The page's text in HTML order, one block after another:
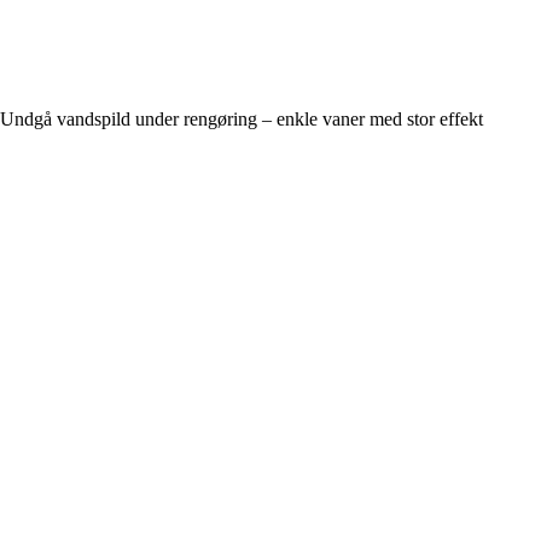
Undgå vandspild under rengøring – enkle vaner med stor effekt